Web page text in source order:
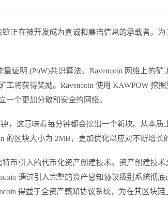
链正在被开发成为真诚和廉洁信息的承载者。
量证明 (PoW)共识算法。Ravencoin 网络上的
工将获得奖励。Ravencoin 使用 KAWPOW 挖
一个更加分散和安全的网络。
，这意味着每分钟都会挖出一个新块。从本质
的区块大小为 2MB，更加优化以应对不断增长
特币引入的代币化资产创建技术。资产创建技
通过引入完整的资产感知协议级别系统彻底
得益于全资产感知协议系统，为在其区块链